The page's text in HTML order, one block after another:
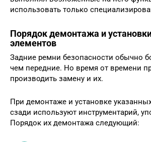
использовать только
Порядок демонтажа и
элементов
Задние ремни безопасности обычно
чем передние. Но время от времени
производить замену и их.
При демонтаже и установке
сзади используют инструментарий,
Порядок их демонтажа следующий: